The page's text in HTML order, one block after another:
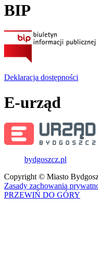
BIP
Deklaracja dostępności
E-urząd
bydgoszcz.pl
Copyright © Miasto
Zasady zachowania
PRZEWIŃ DO GÓRY